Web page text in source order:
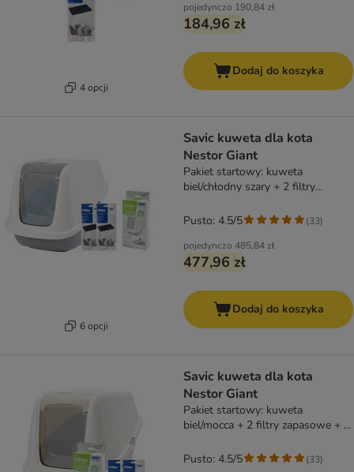
4 opcji
pojedynczo 190,84 zł
184,96 zł
Dodaj do koszyka
6 opcji
Savic kuweta dla kota
Nestor Giant
Pakiet startowy: kuweta
biel/chłodny szary + 2 filtry
pojedynczo 485,84 zł
477,96 zł
Pusto: 4.5/5 (33)
Dodaj do koszyka
Savic kuweta dla kota
Nestor Giant
Pakiet startowy: kuweta
biel/mocca + 2 filtry zapasowe + 6
Pusto: 4.5/5 (33)